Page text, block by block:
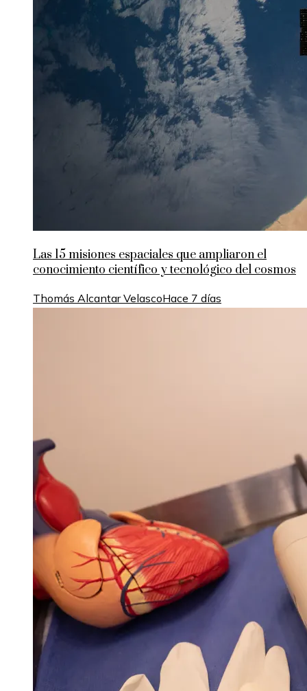
Las 15 misiones espaciales que ampliaron el
conocimiento científico y tecnológico del cosmos
Thomás Alcantar VelascoHace 7 días